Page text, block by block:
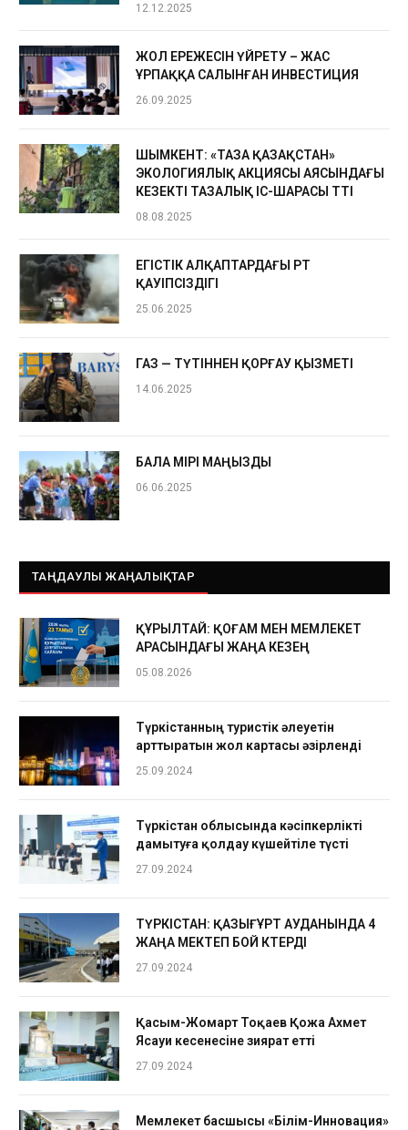
12.12.2025
ЖОЛ ЕРЕЖЕСІН ҮЙРЕТУ – ЖАС
ҰРПАҚҚА САЛЫНҒАН ИНВЕСТИЦИЯ
26.09.2025
ШЫМКЕНТ: «ТАЗА ҚАЗАҚСТАН»
ЭКОЛОГИЯЛЫҚ АКЦИЯСЫ АЯСЫНДАҒЫ
КЕЗЕКТІ ТАЗАЛЫҚ ІС-ШАРАСЫ ӨТТІ
08.08.2025
ЕГІСТІК АЛҚАПТАРДАҒЫ ӨРТ
ҚАУІПСІЗДІГІ
25.06.2025
ГАЗ — ТҮТІННЕН ҚОРҒАУ ҚЫЗМЕТІ
14.06.2025
БАЛА ӨМІРІ МАҢЫЗДЫ
06.06.2025
ТАҢДАУЛЫ ЖАҢАЛЫҚТАР
ҚҰРЫЛТАЙ: ҚОҒАМ МЕН МЕМЛЕКЕТ
АРАСЫНДАҒЫ ЖАҢА КЕЗЕҢ
05.08.2026
Түркістанның туристік әлеуетін
арттыратын жол картасы әзірленді
25.09.2024
Түркістан облысында кәсіпкерлікті
дамытуға қолдау күшейтіле түсті
27.09.2024
ТҮРКІСТАН: ҚАЗЫҒҰРТ АУДАНЫНДА 4
ЖАҢА МЕКТЕП БОЙ КӨТЕРДІ
27.09.2024
Қасым-Жомарт Тоқаев Қожа Ахмет
Ясауи кесенесіне зиярат етті
27.09.2024
Мемлекет басшысы «Білім-Инновация»